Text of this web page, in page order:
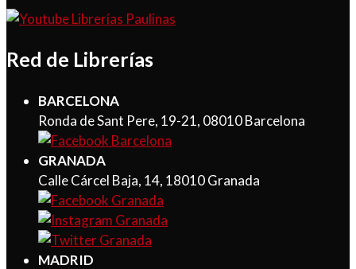
Red de Librerías
BARCELONA
Ronda de Sant Pere, 19-21, 08010 Barcelona
GRANADA
Calle Cárcel Baja, 14, 18010 Granada
MADRID